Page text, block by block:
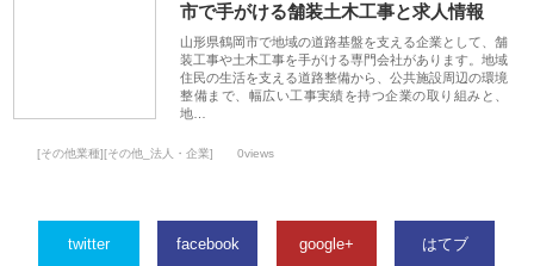
市で手がける舗装土木工事と求人情報
山形県鶴岡市で地域の道路基盤を支える企業として、舗
装工事や土木工事を手がける専門会社があります。地域
住民の生活を支える道路整備から、公共施設周辺の環境
整備まで、幅広い工事実績を持つ企業の取り組みと、
地…
[その他業種][その他_法人・企業] 0views
twitter facebook google+ はてブ